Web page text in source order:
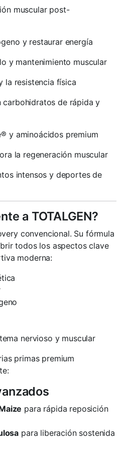
muscular post-
y restaurar energía
y mantenimiento muscular
la resistencia física
de rápida y
y aminoácidos premium
la regeneración muscular
intensos y deportes de
a TOTALGEN?
convencional. Su fórmula
todos los aspectos clave
moderna:
nervioso y muscular
primas premium
para rápida reposición
para liberación sostenida